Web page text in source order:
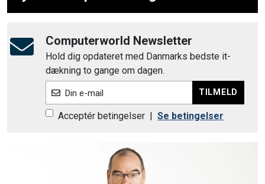
Computerworld Newsletter
Hold dig opdateret med Danmarks bedste it-
dækning to gange om dagen.
Din e-mail TILMELD
Acceptér betingelser | Se betingelser